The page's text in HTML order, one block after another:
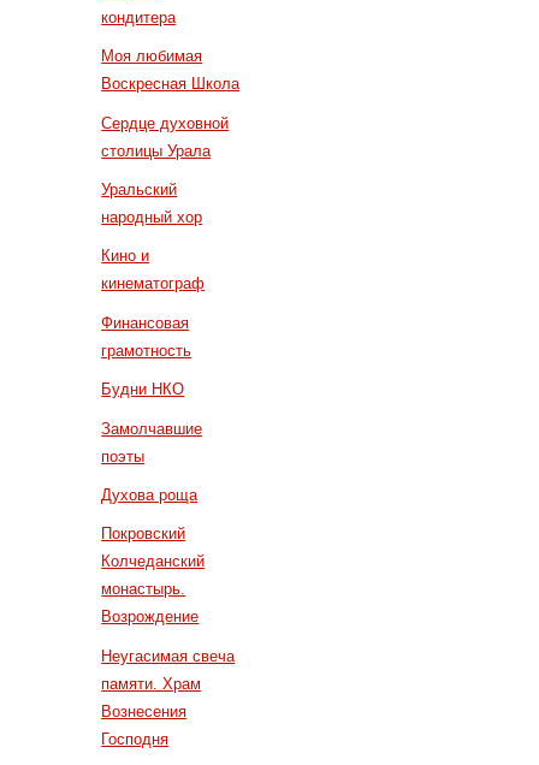
кондитера
Моя любимая
Воскресная Школа
Сердце духовной
столицы Урала
Уральский
народный хор
Кино и
кинематограф
Финансовая
грамотность
Будни НКО
Замолчавшие
поэты
Духова роща
Покровский
Колчеданский
монастырь.
Возрождение
Неугасимая свеча
памяти. Храм
Вознесения
Господня